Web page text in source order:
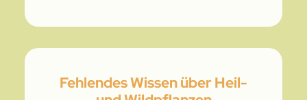
Fehlendes Wissen über Heil-